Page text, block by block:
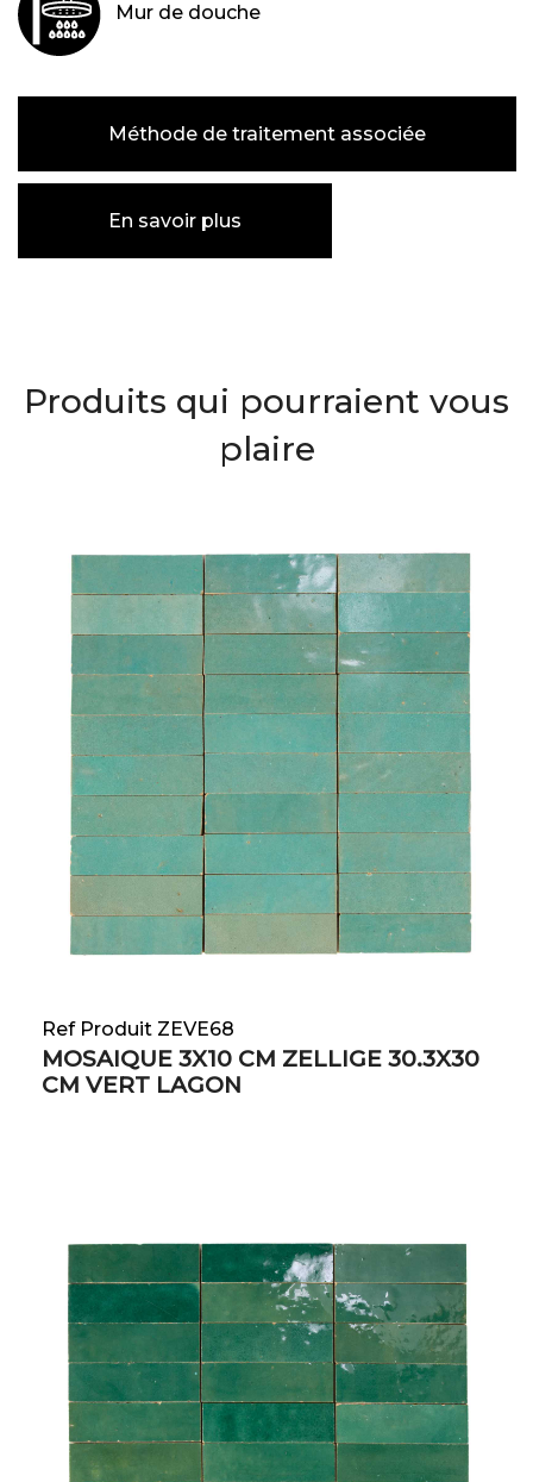
Mur de douche
Méthode de traitement associée
En savoir plus
Produits qui pourraient vous
plaire
Ref Produit ZEVE68
MOSAIQUE 3X10 CM ZELLIGE 30.3X30
CM VERT LAGON